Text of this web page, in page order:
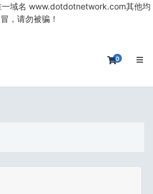
一域名 www.dotdotnetwork.com其他均
，请勿被骗！
0购物车